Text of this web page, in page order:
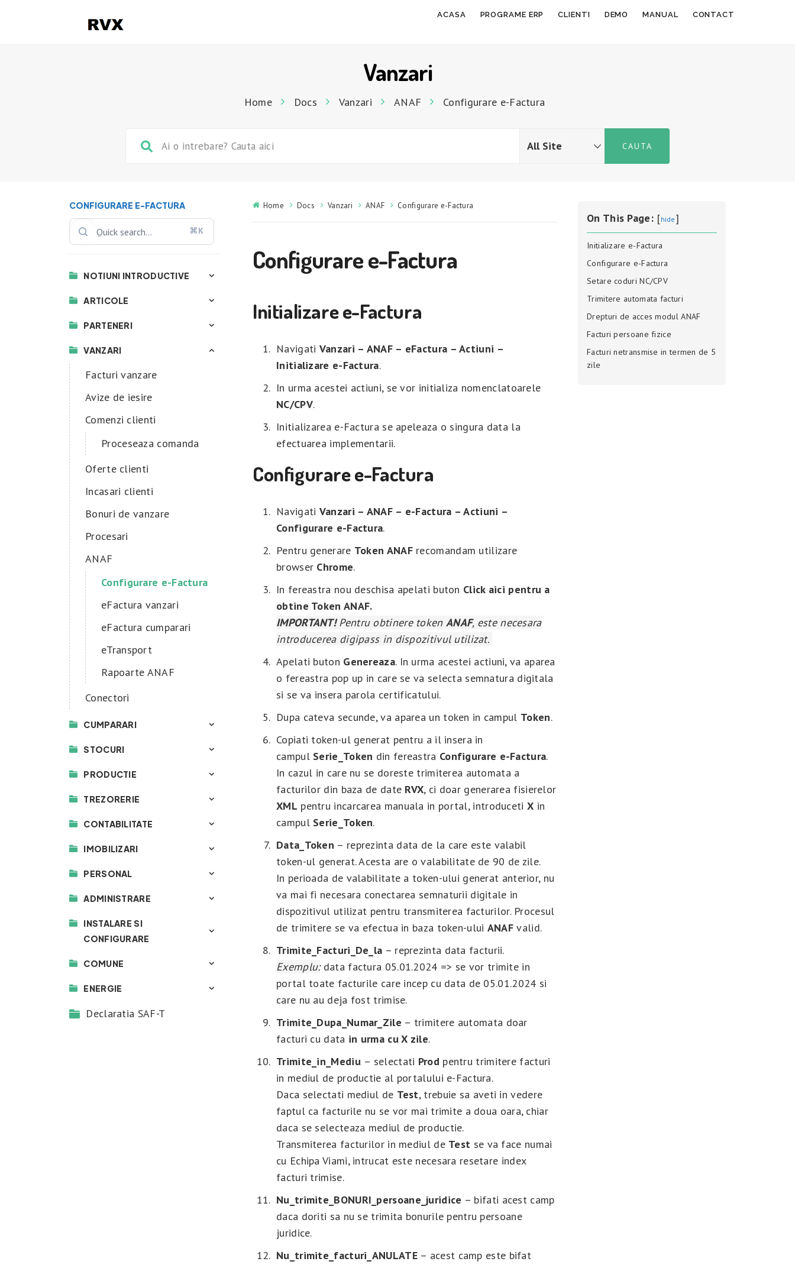
ACASA PROGRAME ERP CLIENTI DEMO MANUAL CONTACT
Vanzari
Home Docs Vanzari ANAF Configurare e-Factura
CONFIGURARE E-FACTURA
⌘K
NOTIUNI INTRODUCTIVE
ARTICOLE
PARTENERI
VANZARI
Facturi vanzare
Avize de iesire
Comenzi clienti
Proceseaza comanda
Oferte clienti
Incasari clienti
Bonuri de vanzare
Procesari
ANAF
Configurare e-Factura
eFactura vanzari
eFactura cumparari
eTransport
Rapoarte ANAF
Conectori
CUMPARARI
STOCURI
PRODUCTIE
TREZORERIE
CONTABILITATE
IMOBILIZARI
PERSONAL
ADMINISTRARE
INSTALARE SI
CONFIGURARE
COMUNE
ENERGIE
Declaratia SAF-T
Home Docs Vanzari ANAF Configurare e-Factura
Configurare e-Factura
Initializare e-Factura
Navigati Vanzari – ANAF – eFactura – Actiuni –
Initializare e-Factura.
In urma acestei actiuni, se vor initializa nomenclatoarele
NC/CPV.
Initializarea e-Factura se apeleaza o singura data la
efectuarea implementarii.
Configurare e-Factura
Navigati Vanzari – ANAF – e-Factura – Actiuni –
Configurare e-Factura.
Pentru generare Token ANAFrecomandam utilizare
browser Chrome.
In fereastra nou deschisa apelati buton Click aici pentru a
obtine Token ANAF.
IMPORTANT!Pentru obtinere token ANAF, este necesara
introducerea digipass in dispozitivul utilizat.
Apelati buton Genereaza. In urma acestei actiuni, va aparea
o fereastra pop up in care se va selecta semnatura digitala
si se va insera parola certificatului.
Dupa cateva secunde, va aparea un token in campul Token.
Copiati token-ul generat pentru a il insera in
campul Serie_Token din fereastra Configurare e-Factura.
In cazul in care nu se doreste trimiterea automata a
facturilor din baza de date RVX, ci doar generarea fisierelor
XML pentru incarcarea manuala in portal, introduceti X in
campul Serie_ Token.
Data_Token – reprezinta data de la care este valabil
token-ul generat. Acesta are o valabilitate de 90 de zile.
In perioada de valabilitate a token-ului generat anterior, nu
va mai fi necesara conectarea semnaturii digitale in
dispozitivul utilizat pentru transmiterea facturilor. Procesul
de trimitere se va efectua in baza token-ului ANAF valid.
Trimite_Facturi_De_la – reprezinta data facturii.
Exemplu:data factura 05.01.2024 => se vor trimite in
portal toate facturile care incep cu data de 05.01.2024 si
care nu au deja fost trimise.
Trimite_Dupa_Numar_Zile – trimitere automata doar
facturi cu data in urma cu X zile.
Trimite_in_Mediu – selectati Prodpentru trimitere facturi
in mediul de productie al portalului e-Factura.
Daca selectati mediul de Test, trebuie sa aveti in vedere
faptul ca facturile nu se vor mai trimite a doua oara, chiar
daca se selecteaza mediul de productie.
Transmiterea facturilor in mediul de Test se va face numai
cu Echipa Viami, intrucat este necesara resetare index
facturi trimise.
Nu_trimite_BONURI_persoane_juridice – bifati acest camp
daca doriti sa nu se trimita bonurile pentru persoane
juridice.
Nu_trimite_facturi_ANULATE– acest camp este bifat
On This Page:[hide ]
Initializare e-Factura
Configurare e-Factura
Setare coduri NC/CPV
Trimitere automata facturi
Drepturi de acces modul ANAF
Facturi persoane fizice
Facturi netransmise in termen de 5
zile